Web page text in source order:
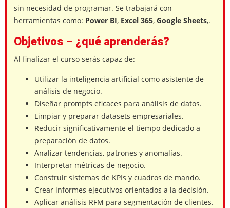
sin necesidad de programar. Se trabajará con
herramientas como: Power BI, Excel 365, Google Sheets,.
Objetivos – ¿qué aprenderás?
Al finalizar el curso serás capaz de:
Utilizar la inteligencia artificial como asistente de
análisis de negocio.
Diseñar prompts eficaces para análisis de datos.
Limpiar y preparar datasets empresariales.
Reducir significativamente el tiempo dedicado a
preparación de datos.
Analizar tendencias, patrones y anomalías.
Interpretar métricas de negocio.
Construir sistemas de KPIs y cuadros de mando.
Crear informes ejecutivos orientados a la decisión.
Aplicar análisis RFM para segmentación de clientes.